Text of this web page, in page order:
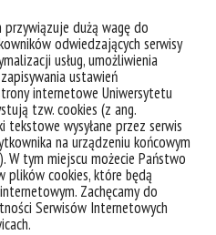
dużą wagę do
odwiedzających serwisy
usług, umożliwienia
ustawień
internetowe Uniwersytetu
tzw. cookies (z ang.
tekstowe wysyłane przez serwis
na urządzeniu końcowym
tym miejscu możecie Państwo
cookies, które będą
Zachęcamy do
Serwisów Internetowych